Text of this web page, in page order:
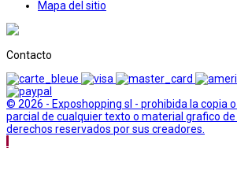
Mapa del sitio
Contacto
© 2026 - Exposhopping sl - prohibida la copia
parcial de cualquier texto o material grafico
derechos reservados por sus creadores.